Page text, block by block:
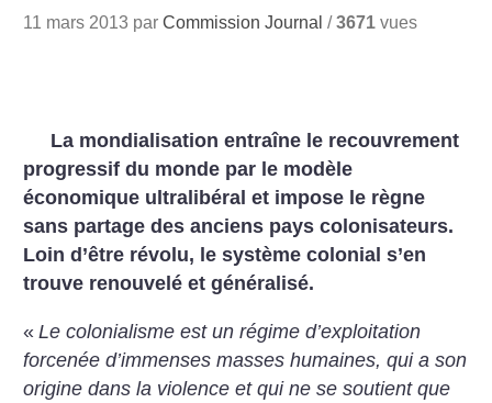
11 mars 2013 parCommission Journal /3671 vues
La mondialisation entraîne le recouvrement
progressif du monde par le modèle
économique ultralibéral et impose le règne
sans partage des anciens pays colonisateurs.
Loin d’être révolu, le système colonial s’en
trouve renouvelé et généralisé.
« Le colonialisme est un régime d’exploitation
forcenée d’immenses masses humaines, qui a son
origine dans la violence et qui ne se soutient que